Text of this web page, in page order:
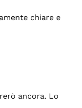
chiare e
ancora. Lo